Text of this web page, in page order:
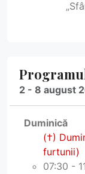
2 - 8 august
Duminică
(†)
furtunii)
07:30 -